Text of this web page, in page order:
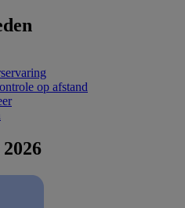
op afstand